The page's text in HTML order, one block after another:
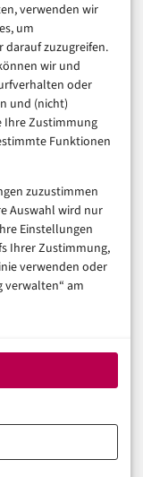
verwenden wir
um
zuzugreifen.
wir und
oder
und (nicht)
Ihre Zustimmung
Funktionen
zuzustimmen
Auswahl wird nur
Einstellungen
Ihrer Zustimmung,
verwenden oder
verwalten“ am